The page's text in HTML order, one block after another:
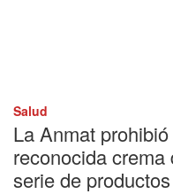
Salud
La Anmat
reconocida
serie de